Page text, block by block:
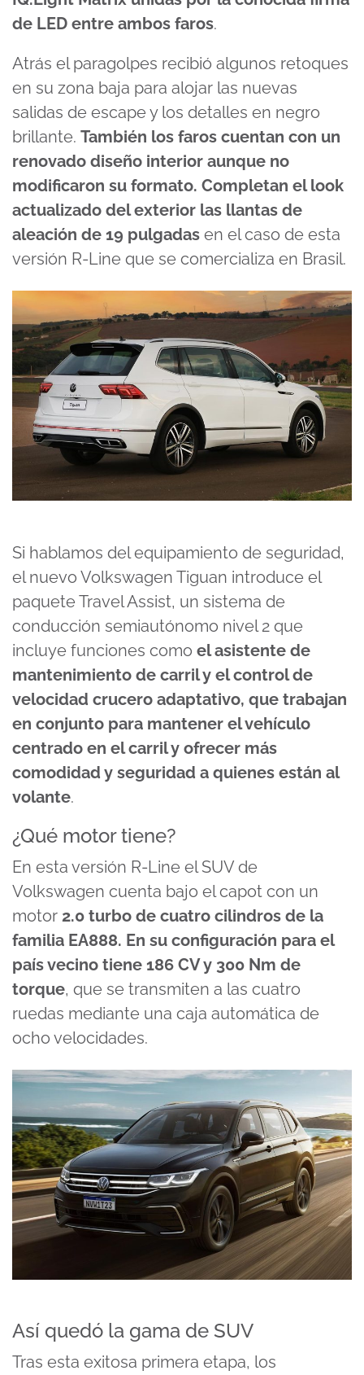
de LED entre ambos faros.
Atrás el paragolpes recibió algunos retoques
en su zona baja para alojar las nuevas
salidas de escape y los detalles en negro
brillante. También los faros cuentan con un
renovado diseño interior aunque no
modificaron su formato. Completan el look
actualizado del exterior las llantas de
aleación de 19 pulgadas en el caso de esta
versión R-Line que se comercializa en Brasil.
Si hablamos del equipamiento de seguridad,
el nuevo Volkswagen Tiguan introduce el
paquete Travel Assist, un sistema de
conducción semiautónomo nivel 2 que
incluye funciones como el asistente de
mantenimiento de carril y el control de
velocidad crucero adaptativo, que trabajan
en conjunto para mantener el vehículo
centrado en el carril y ofrecer más
comodidad y seguridad a quienes están al
volante.
¿Qué motor tiene?
En esta versión R-Line el SUV de
Volkswagen cuenta bajo el capot con un
motor 2.0 turbo de cuatro cilindros de la
familia EA888. En su configuración para el
país vecino tiene 186 CV y 300 Nm de
torque, que se transmiten a las cuatro
ruedas mediante una caja automática de
ocho velocidades.
Así quedó la gama de SUV
Tras esta exitosa primera etapa, los